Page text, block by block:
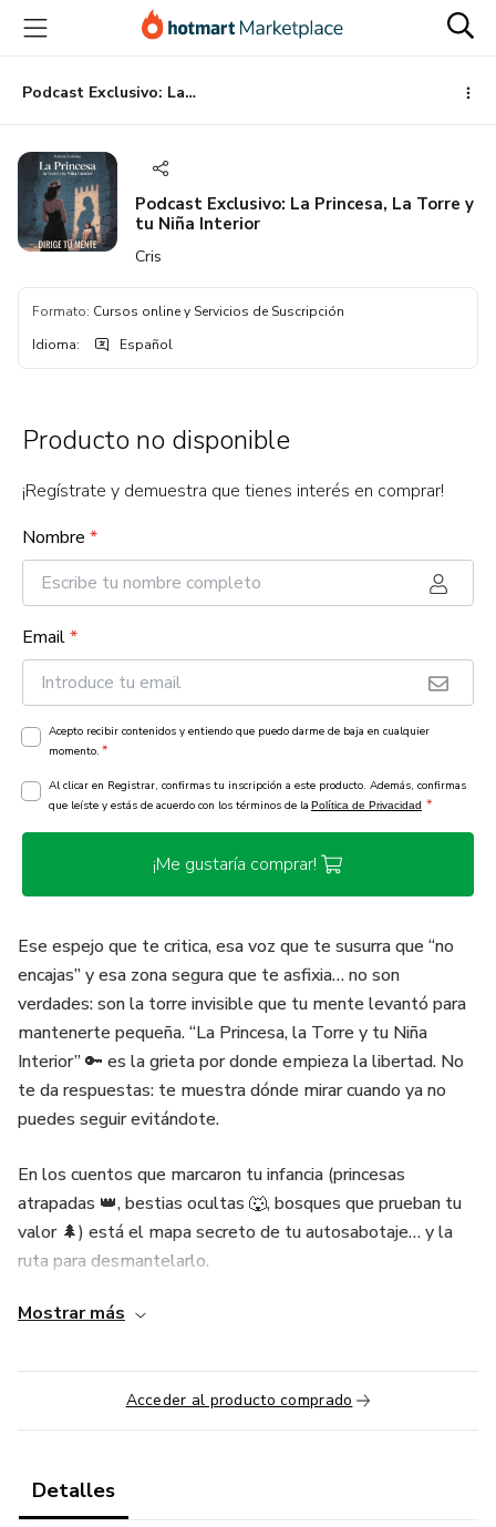
principal
página
de
página
Podcast Exclusivo: La Princesa, La Torre y tu Niña Interior
Podcast Exclusivo: La Princesa, La Torre y
tu Niña Interior
Cris
Formato: Cursos online y Servicios de Suscripción
Idioma: Español
Producto no disponible
¡Regístrate y demuestra que tienes interés en comprar!
Nombre *
Email*
Acepto recibir contenidos y entiendo que puedo darme de baja en cualquier
momento. *
Al clicar en Registrar, confirmas tu inscripción a este producto. Además, confirmas
que leíste y estás de acuerdo con los términos de la Política de Privacidad *
¡Me gustaría comprar!
Ese espejo que te critica, esa voz que te susurra que “no
encajas” y esa zona segura que te asfixia… no son
verdades: son la torre invisible que tu mente levantó para
mantenerte pequeña. “La Princesa, la Torre y tu Niña
Interior” 🔑 es la grieta por donde empieza la libertad. No
te da respuestas: te muestra dónde mirar cuando ya no
puedes seguir evitándote.
En los cuentos que marcaron tu infancia (princesas
atrapadas 👑, bestias ocultas 🐺, bosques que prueban tu
valor 🌲) está el mapa secreto de tu autosabotaje… y la
ruta para desmantelarlo.
Este podcast de 15 episodios y más de 6.5 horas 🎧 habla
pedirte que regreses por ella.
Porque lo que te hiere hoy nació en esas historias… y lo
Si te atreves a escucharlo, descubrirás que nunca te faltó
Mostrar más
Acceder al producto comprado
Detalles